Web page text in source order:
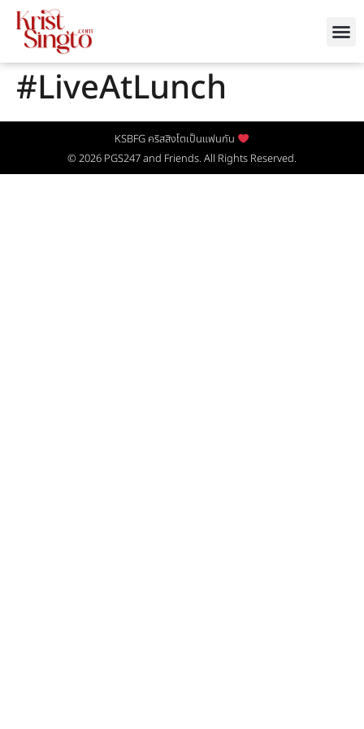
#LiveAtLunch
KSBFG คริสสิงโตเป็นแฟนกัน
© 2026 PGS247and Friends. All Rights Reserved.